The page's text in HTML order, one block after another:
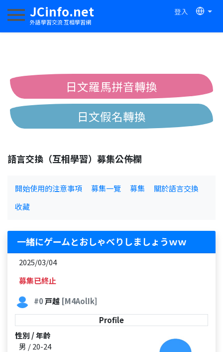
JCinfo.net
外語學習交流 互相學習網
登入
切換導航
日文羅馬拼音轉換
日文假名轉換
語言交換（互相學習）募集公佈欄
開始使用的注意事項 募集一覽 募集
關於語言交換
收藏
一緒にゲームとおしゃべりしましょうｗｗ
2025/03/04
募集已終止
#0戸越 [M4AolIk]
Profile
性別 / 年齡
男 / 20-24